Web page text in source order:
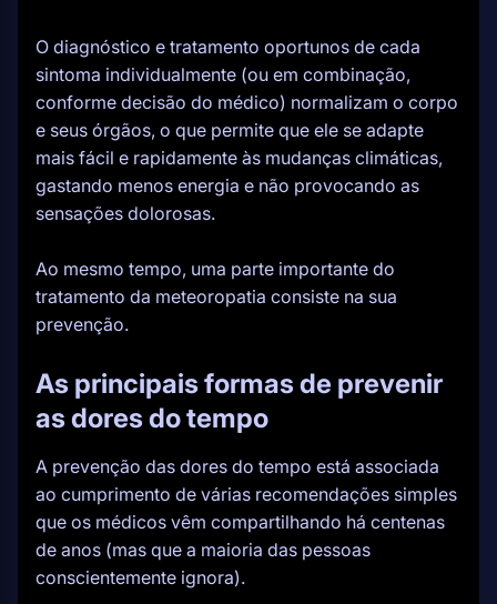
O diagnóstico e tratamento oportunos de cada
sintoma individualmente (ou em combinação,
conforme decisão do médico) normalizam o corpo
e seus órgãos, o que permite que ele se adapte
mais fácil e rapidamente às mudanças climáticas,
gastando menos energia e não provocando as
sensações dolorosas.
Ao mesmo tempo, uma parte importante do
tratamento da meteoropatia consiste na sua
prevenção.
As principais formas de prevenir
as dores do tempo
A prevenção das dores do tempo está associada
ao cumprimento de várias recomendações simples
que os médicos vêm compartilhando há centenas
de anos (mas que a maioria das pessoas
conscientemente ignora).